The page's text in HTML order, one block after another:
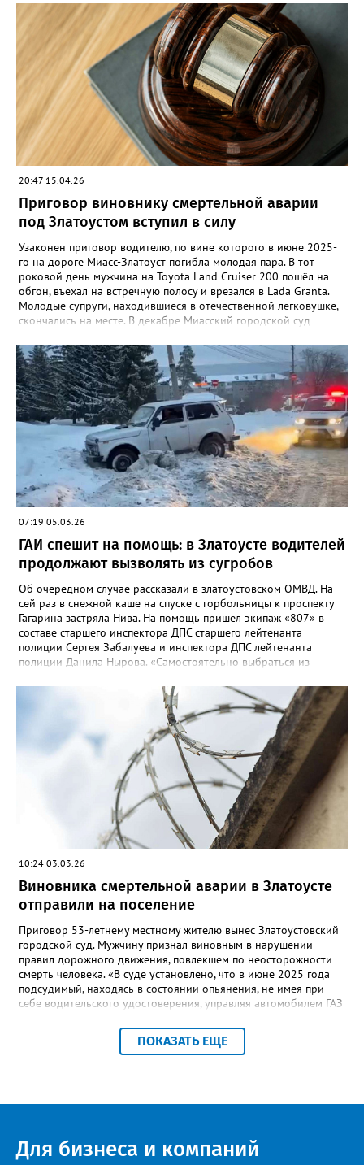
«Газели». Одному из сопровождающих команды потребовалась
помощь медиков, его прооперировали в златоустовской
больнице. «Члены команды обратились в поликлинику
Златоуста. Все они осмотрены медицинскими специалистами,
получили необходимую помощь. Их состояние оценивается
как удовлетворительное. Сегодня они планируют выехать в
Пермь поездом», - сообщил губернатор Алексей Текслер.
Возбуждено уголовное дело, которым занимается
Следственный комитет.
20:47 15.04.26
Приговор виновнику смертельной аварии
под Златоустом вступил в силу
Узаконен приговор водителю, по вине которого в июне 2025-
го на дороге Миасс-Златоуст погибла молодая пара. В тот
роковой день мужчина на Toyota Land Cruiser 200 пошёл на
обгон, въехал на встречную полосу и врезался в Lada Granta.
Молодые супруги, находившиеся в отечественной легковушке,
скончались на месте. В декабре Миасский городской суд
поселении, а также на два года и 10 месяцев лишил
водительских прав. Его также обязали выплатить
родственникам погибших в общей сложности 3 миллиона
рублей. «Осужденный не согласился с решением, в
апелляционной жалобе просил вынести оправдательный
приговор, указывая на ненадлежащее содержание дороги, из-
за чего произошел выезд на встречную полосу. Апелляционная
инстанция Челябинского областного суда с учетом позиции
прокурора оставила жалобу без удовлетворения. Приговор
вступил в законную силу», – сообщили в пресс-центре
региональной прокуратуры.
07:19 05.03.26
ГАИ спешит на помощь: в Златоусте водителей
продолжают вызволять из сугробов
Об очередном случае рассказали в златоустовском ОМВД. На
сей раз в снежной каше на спуске с горбольницы к проспекту
Гагарина застряла Нива. На помощь пришёл экипаж «807» в
составе старшего инспектора ДПС старшего лейтенанта
полиции Сергея Забалуева и инспектора ДПС лейтенанта
полиции Данила Нырова. «Самостоятельно выбраться из
часть полиции (напомним номера телефонов: 02/102).
Дежурный направил экипаж ДПС, который при помощи троса
вытащил застрявшее транспортное средство на проезжую
часть», - уточнили в полиции. Там призвали автомобилистов
быть осторожнее при маневрировании и учитывать погодные
10:24 03.03.26
Виновника смертельной аварии в Златоусте
отправили на поселение
Приговор 53-летнему местному жителю вынес Златоустовский
городской суд. Мужчину признал виновным в нарушении
правил дорожного движения, повлекшем по неосторожности
смерть человека. «В суде установлено, что в июне 2025 года
подсудимый, находясь в состоянии опьянения, не имея при
себе водительского удостоверения, управляя автомобилем ГАЗ
части и наехал на дерево. В результате ДТП пассажир
автомобиля скончался в больнице от полученных травм», -
учётом позиции государственного обвинителя.
ПОКАЗАТЬ ЕЩЕ
Для бизнеса и компаний